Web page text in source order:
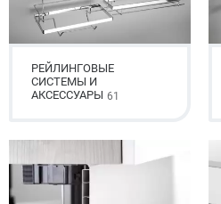
РЕЙЛИНГОВЫЕ
СИСТЕМЫ И
АКСЕССУАРЫ 61